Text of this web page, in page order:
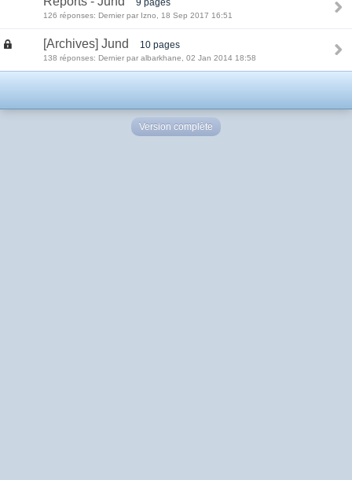
126 réponses: Dernier par Izno, 18 Sep 2017 16:51
[Archives] Jund 10 pages
138 réponses: Dernier par albarkhane, 02 Jan 2014 18:58
Version complète